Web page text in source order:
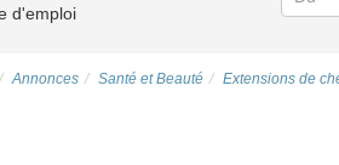
d'emploi
Annonces Santé et Beauté Extensions de